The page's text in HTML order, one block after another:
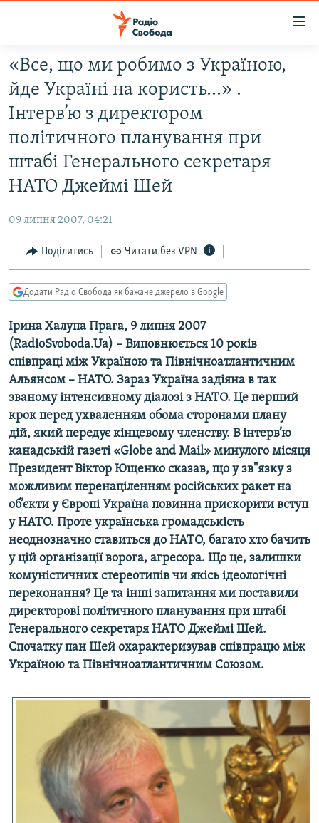
Перейти
основного
матеріалу
Перейти
до
основної
навігації
до
РАДІО СВОБОДА – 70 РОКІВ
ВСЕ ЗА ДОБУ
СТАТТІ
ПОЛІТИКА
ЕКОНОМІКА
СПОРТ
УКРАЇНА
ВІЙНА
РОСІЙСЬКА «ФІЛЬТРАЦІЯ»
ТИ ЯК?
СХЕМИ
МУЛЬТИМЕДІА
ФОТО
СПЕЦПРОЄКТИ
ПОДКАСТИ
КРИМ РЕАЛІЇ
РУС
УКР
КТАТ
ДОЛУЧАЙСЯ!
Усі сайти RFE/RL
«Все, що ми робимо з Україною,
йде Україні на користь...» .
Інтерв’ю з директором
політичного планування при
штабі Генерального секретаря
НАТО Джеймі Шей
09 липня 2007, 04:21
Поділитись Читати без VPN
Додати Радіо Свобода як бажане джерело в Google
Ірина Халупа Прага, 9 липня 2007
(RadioSvoboda.Ua) – Виповнюється 10 років
співпраці між Україною та Північноатлантичним
Альянсом – НАТО. Зараз Україна задіяна в так
званому інтенсивному діалозі з НАТО. Це перший
крок перед ухваленням обома сторонами плану
дій, який передує кінцевому членству. В інтерв’ю
канадській газеті «Globe and Mail» минулого місяця
Президент Віктор Ющенко сказав, що у зв''язку з
можливим перенаціленням російських ракет на
об’єкти у Європі Україна повинна прискорити вступ
у НАТО. Проте українська громадськість
неоднозначно ставиться до НАТО, багато хто бачить
у цій організації ворога, агресора. Що це, залишки
комуністичних стереотипів чи якісь ідеологічні
переконання? Це та інші запитання ми поставили
директорові політичного планування при штабі
Генерального секретаря НАТО Джеймі Шей.
Спочатку пан Шей охарактеризував співпрацю між
Україною та Північноатлантичним Союзом.